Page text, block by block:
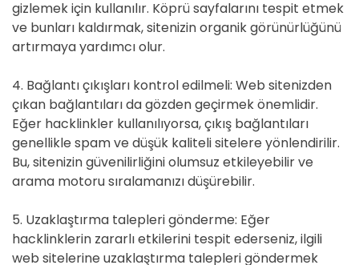
gizlemek için kullanılır. Köprü sayfalarını tespit etmek
ve bunları kaldırmak, sitenizin organik görünürlüğünü
artırmaya yardımcı olur.
4. Bağlantı çıkışları kontrol edilmeli: Web sitenizden
çıkan bağlantıları da gözden geçirmek önemlidir.
Eğer hacklinkler kullanılıyorsa, çıkış bağlantıları
genellikle spam ve düşük kaliteli sitelere yönlendirilir.
Bu, sitenizin güvenilirliğini olumsuz etkileyebilir ve
arama motoru sıralamanızı düşürebilir.
5. Uzaklaştırma talepleri gönderme: Eğer
hacklinklerin zararlı etkilerini tespit ederseniz, ilgili
web sitelerine uzaklaştırma talepleri göndermek